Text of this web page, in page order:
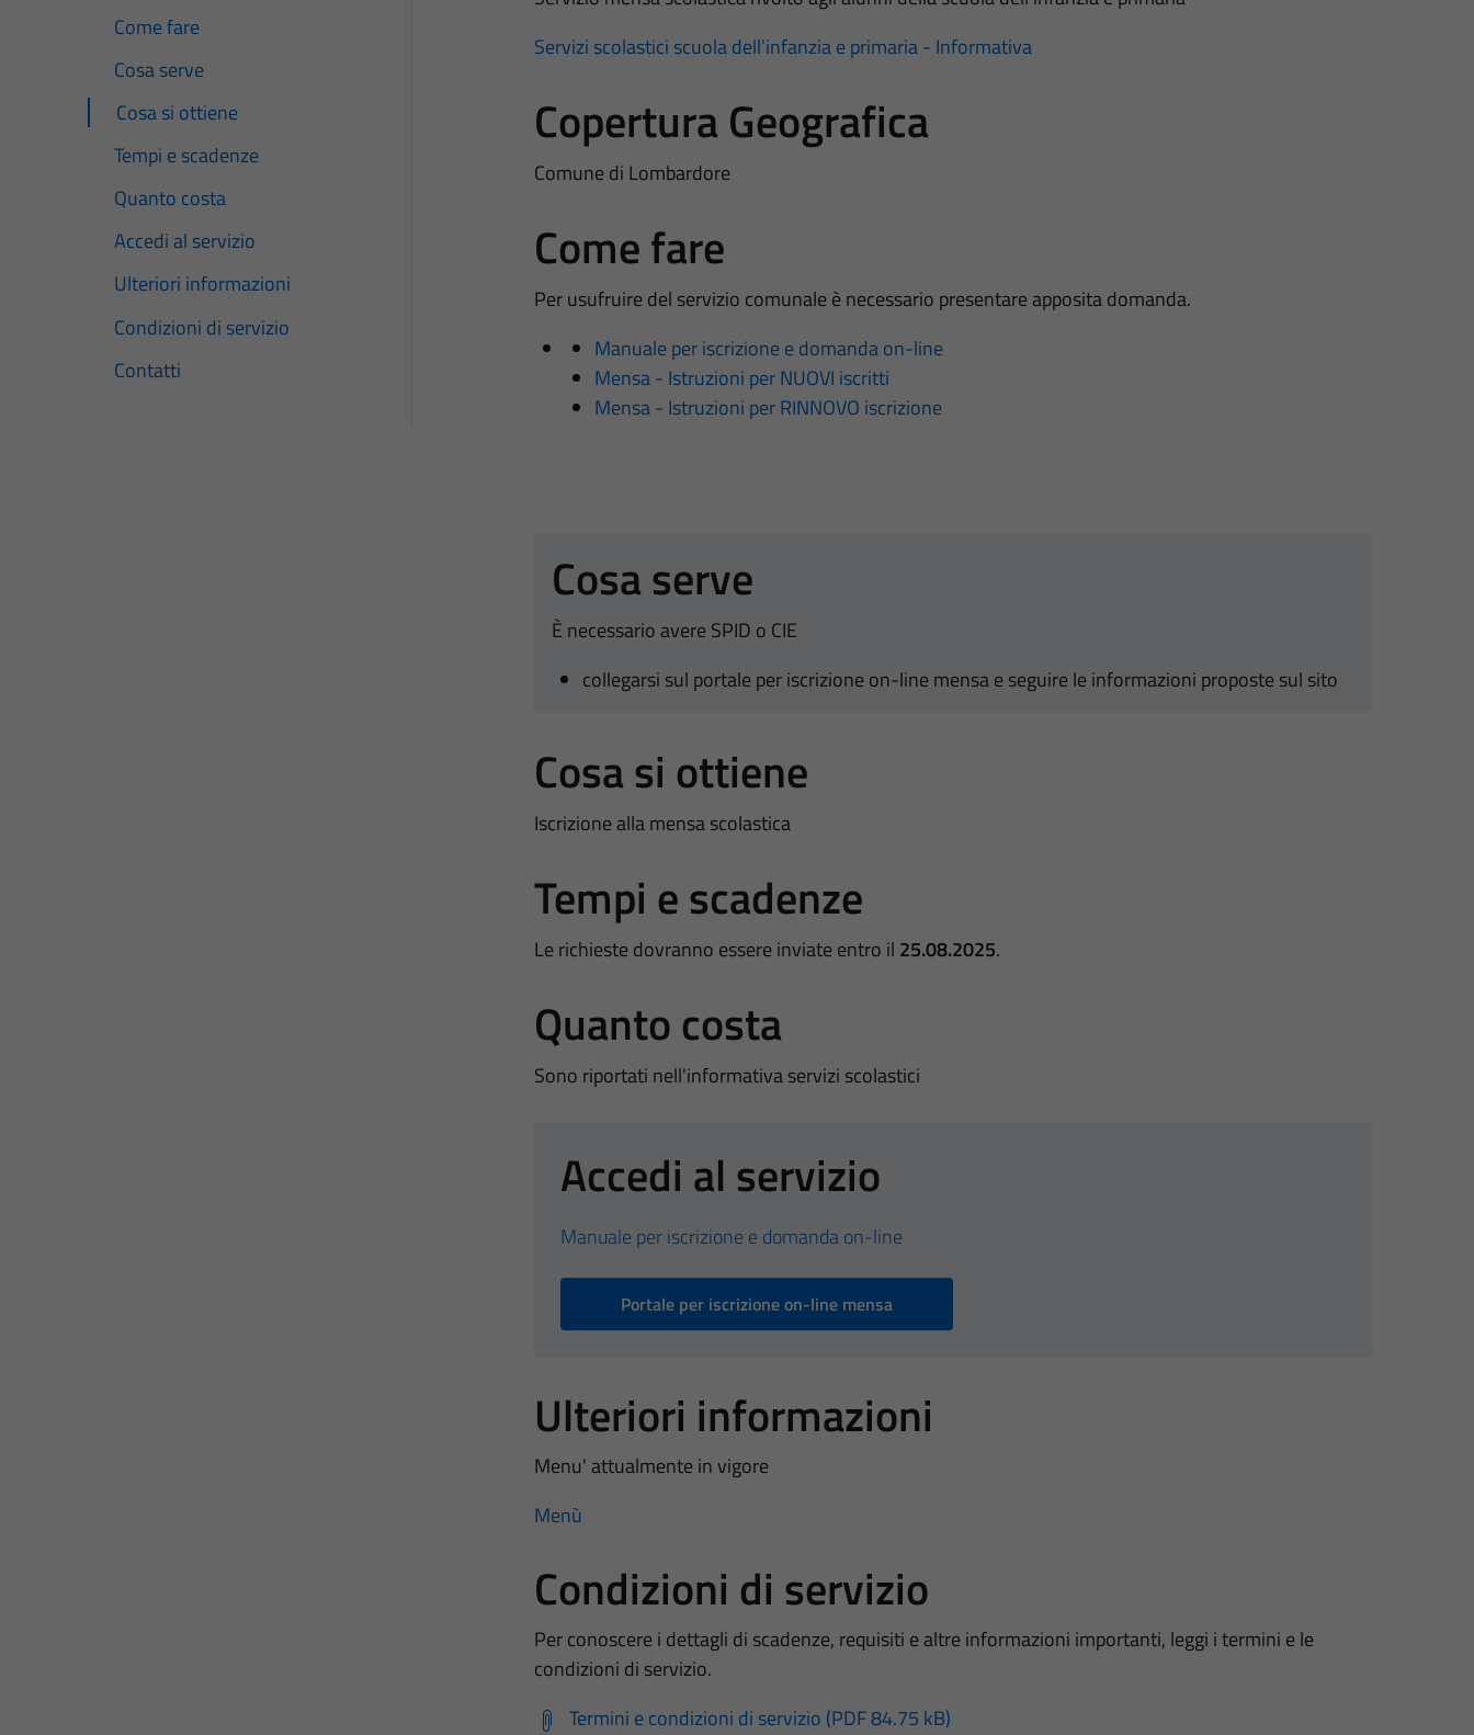
Come fare
Cosa serve
Cosa si ottiene
Tempi e scadenze
Quanto costa
Accedi al servizio
Ulteriori informazioni
Condizioni di servizio
Contatti
Servizi scolastici scuola dell'infanzia e primaria - Informativa
Copertura Geografica
Comune di Lombardore
Come fare
Per usufruire del servizio comunale è necessario presentare apposita domanda.
Manuale per iscrizione e domanda on-line
Mensa - Istruzioni per NUOVI iscritti
Mensa - Istruzioni per RINNOVO iscrizione
Cosa serve
È necessario avere SPID o CIE
collegarsi sul portale per iscrizione on-line mensa e seguire le informazioni proposte sul sito
Cosa si ottiene
Iscrizione alla mensa scolastica
Tempi e scadenze
Le richieste dovranno essere inviate entro il 25.08.2025.
Quanto costa
Sono riportati nell'informativa servizi scolastici
Accedi al servizio
Manuale per iscrizione e domanda on-line
Portale per iscrizione on-line mensa
Ulteriori informazioni
Menu' attualmente in vigore
Menù
Condizioni di servizio
Per conoscere i dettagli di scadenze, requisiti e altre informazioni importanti, leggi i termini e le
condizioni di servizio.
Termini e condizioni di servizio (PDF 84.75 kB)